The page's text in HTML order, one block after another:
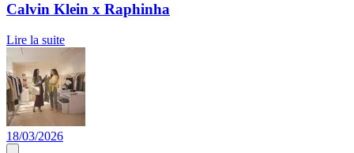
Calvin Klein x Raphinha
Lire la suite
18/03/2026